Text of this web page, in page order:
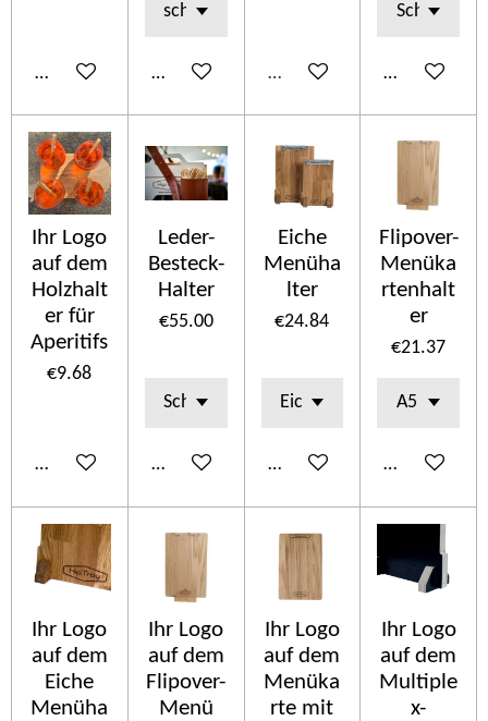
Add to cart Add to cart Sold out Add to cart
Ihr Logo
auf dem
Holzhalt
er für
Aperitifs
€9.68
Add to cart
Leder-
Besteck-
Halter
€55.00
See details
Eiche
Menüha
lter
€24.84
Add to cart
Flipover-
Menüka
rtenhalt
er
€21.37
Add to cart
Ihr Logo
auf dem
Eiche
Menüha
Ihr Logo
auf dem
Flipover-
Menü
Ihr Logo
auf dem
Menüka
rte mit
Ihr Logo
auf dem
Multiple
x-